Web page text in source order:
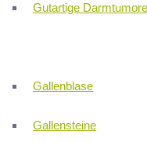
Gutartige Darmtumore
Gallenblase
Gallensteine